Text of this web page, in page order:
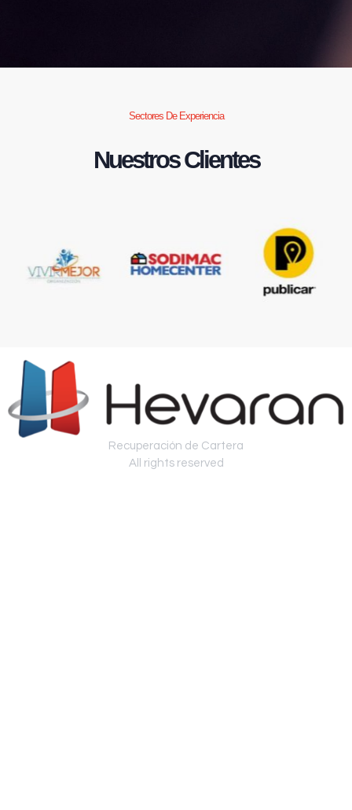
Sectores De Experiencia
Nuestros Clientes
Recuperación de Cartera
All rights reserved